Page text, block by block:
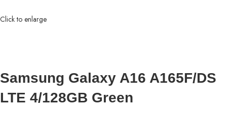
Click to enlarge
Samsung Galaxy A16 A165F/DS
LTE 4/128GB Green